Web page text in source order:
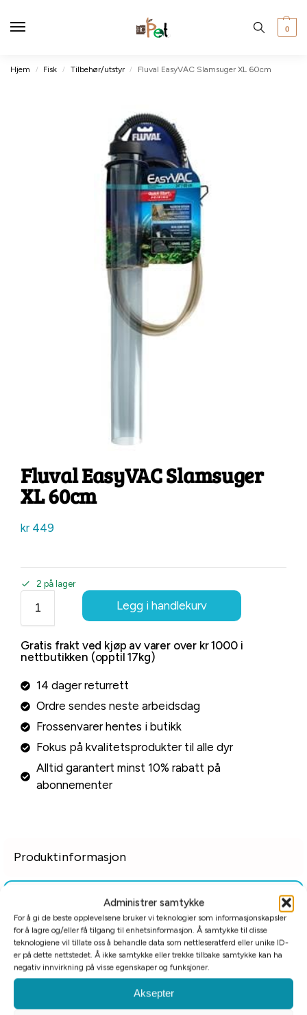
Administrer samtykke
For å gi de beste opplevelsene bruker vi teknologier som informasjonskapsler
for å lagre og/eller få tilgang til enhetsinformasjon. Å samtykke til disse
teknologiene vil tillate oss å behandle data som nettleseratferd eller unike ID-
er på dette nettstedet. Å ikke samtykke eller trekke tilbake samtykke kan ha
negativ innvirkning på visse egenskaper og funksjoner.
Aksepter
0
Hjem / Fisk / Tilbehør/utstyr / Fluval EasyVAC Slamsuger XL 60cm
Fluval EasyVAC Slamsuger
XL 60cm
kr449
2 på lager
Legg i handlekurv
Gratis frakt ved kjøp av varer over kr 1000 i
nettbutikken (opptil 17kg)
14 dager returrett
Ordre sendes neste arbeidsdag
Frossenvarer hentes i butikk
Fokus på kvalitetsprodukter til alle dyr
Alltid garantert minst 10% rabatt på
abonnementer
Produktinformasjon
Tilleggsinformasjon
Relaterte produkter